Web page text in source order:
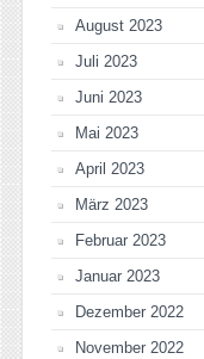
August 2023
Juli 2023
Juni 2023
Mai 2023
April 2023
März 2023
Februar 2023
Januar 2023
Dezember 2022
November 2022